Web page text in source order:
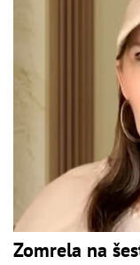
Zomrela na